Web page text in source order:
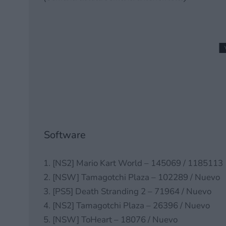
Software
[NS2] Mario Kart World – 145069 / 1185113
[NSW] Tamagotchi Plaza – 102289 / Nuevo
[PS5] Death Stranding 2 – 71964 / Nuevo
[NS2] Tamagotchi Plaza – 26396 / Nuevo
[NSW] ToHeart – 18076 / Nuevo